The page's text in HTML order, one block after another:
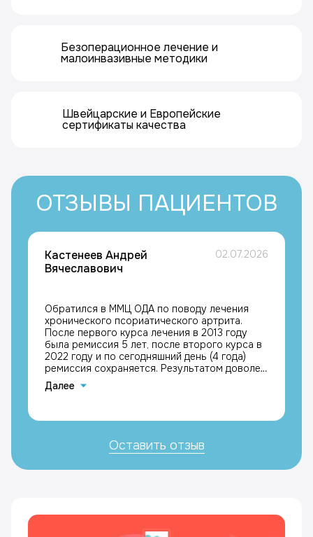
Безоперационное лечение и
малоинвазивные методики
Швейцарские и Европейские
сертификаты качества
ОТЗЫВЫ ПАЦИЕНТОВ
Кастенеев Андрей
Вячеславович
02.07.2026
Обратился в ММЦ ОДА по поводу лечения
хронического псориатического артрита.
После первого курса лечения в 2013 году
была ремиссия 5 лет, после второго курса в
2022 году и по сегодняшний день (4 года)
ремиссия сохраняется. Результатом доволен,
с благодарностью к лечащим врачам
Каримовой Галине Мазгаровне и Кравчику
Далее
Оставить отзыв